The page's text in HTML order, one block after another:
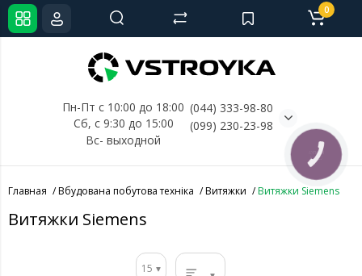
Пн-Пт с 10:00 до 18:00
Сб, с 9:30 до 15:00
Вс- выходной
(044) 333-98-80
(099) 230-23-98
0
Главная Вбудована побутова техніка Витяжки Витяжки Siemens
Витяжки Siemens
15
КНОПКА
СВЯЗИ